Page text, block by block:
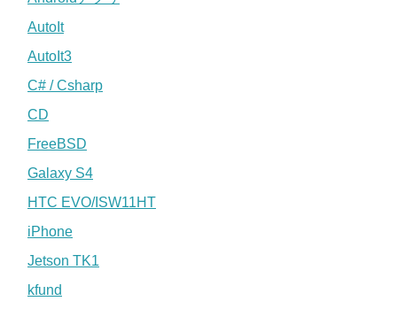
AutoIt
AutoIt3
C# / Csharp
CD
FreeBSD
Galaxy S4
HTC EVO/ISW11HT
iPhone
Jetson TK1
kfund